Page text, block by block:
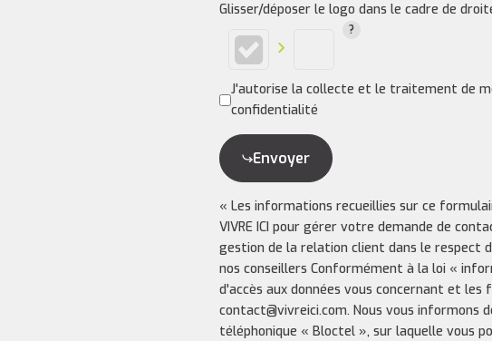
Glisser/déposer le logo dans le cadre de
J'autorise la collecte et le traitement de
confidentialité
Envoyer
« Les informations recueillies sur ce
VIVRE ICI pour gérer votre demande de
gestion de la relation client dans le respect
nos conseillers Conformément à la loi «
d'accès aux données vous concernant et les
contact@vivreici.com. Nous vous informons
téléphonique « Bloctel », sur laquelle vous